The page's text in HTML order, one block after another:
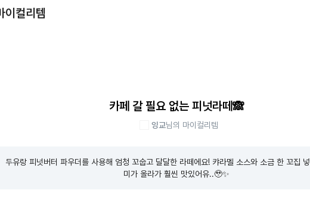
이컬리템
카페 갈 필요 없는 피넛라떼🙈
잉교님의 마이컬리템
두유랑 피넛버터 파우더를 사용해 엄청 꼬숩고 달달한 라떼에요! 캬라멜 소스와 소금 한 꼬집
미가 올라가 훨씬 맛있어유..🥹✨️